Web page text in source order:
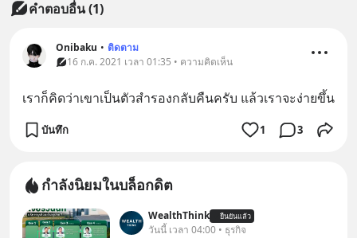
คำตอบอื่น(1)
Onibaku • ติดตาม
16 ก.ค. 2021 เวลา 01:35 • ความคิดเห็น
เราก็คิดว่าเขาเป็นตัวสำรองกลับคืนครับ แล้วเราจะง่ายขึ้น
บันทึก 1 3
กำลังนิยมในบล็อกดิต
WealthThink ยืนยันแล้ว
วันนี้ เวลา 04:00 • ธุรกิจ